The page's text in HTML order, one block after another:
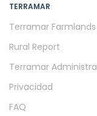
TERRAMAR
Terramar Farmlands
Rural Report
Terramar Administra
Privacidad
FAQ